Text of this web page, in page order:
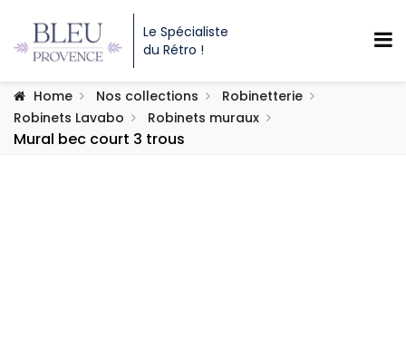
Le Spécialiste
du Rétro !
Home Nos collections
Robinetterie
Robinets Lavabo
Robinets muraux
Mural bec court 3 trous